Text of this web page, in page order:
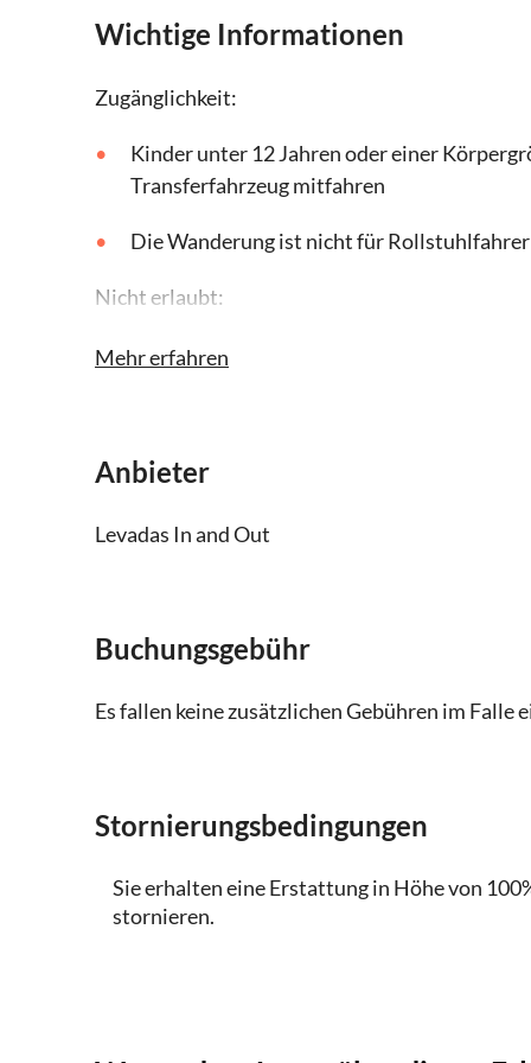
Wichtige Informationen
Zugänglichkeit:
Kinder unter 12 Jahren oder einer
Transferfahrzeug mitfahren
Die Wanderung ist nicht für
Nicht erlaubt:
Rauchen, Alkohol und Drogen sind
Bequeme Schuhe und entsprechende
Mehr erfahren
Anbieter
Levadas In and Out
Buchungsgebühr
Es fallen keine zusätzlichen Gebühren im Falle
Stornierungsbedingungen
Sie erhalten eine Erstattung in Höhe von
stornieren.